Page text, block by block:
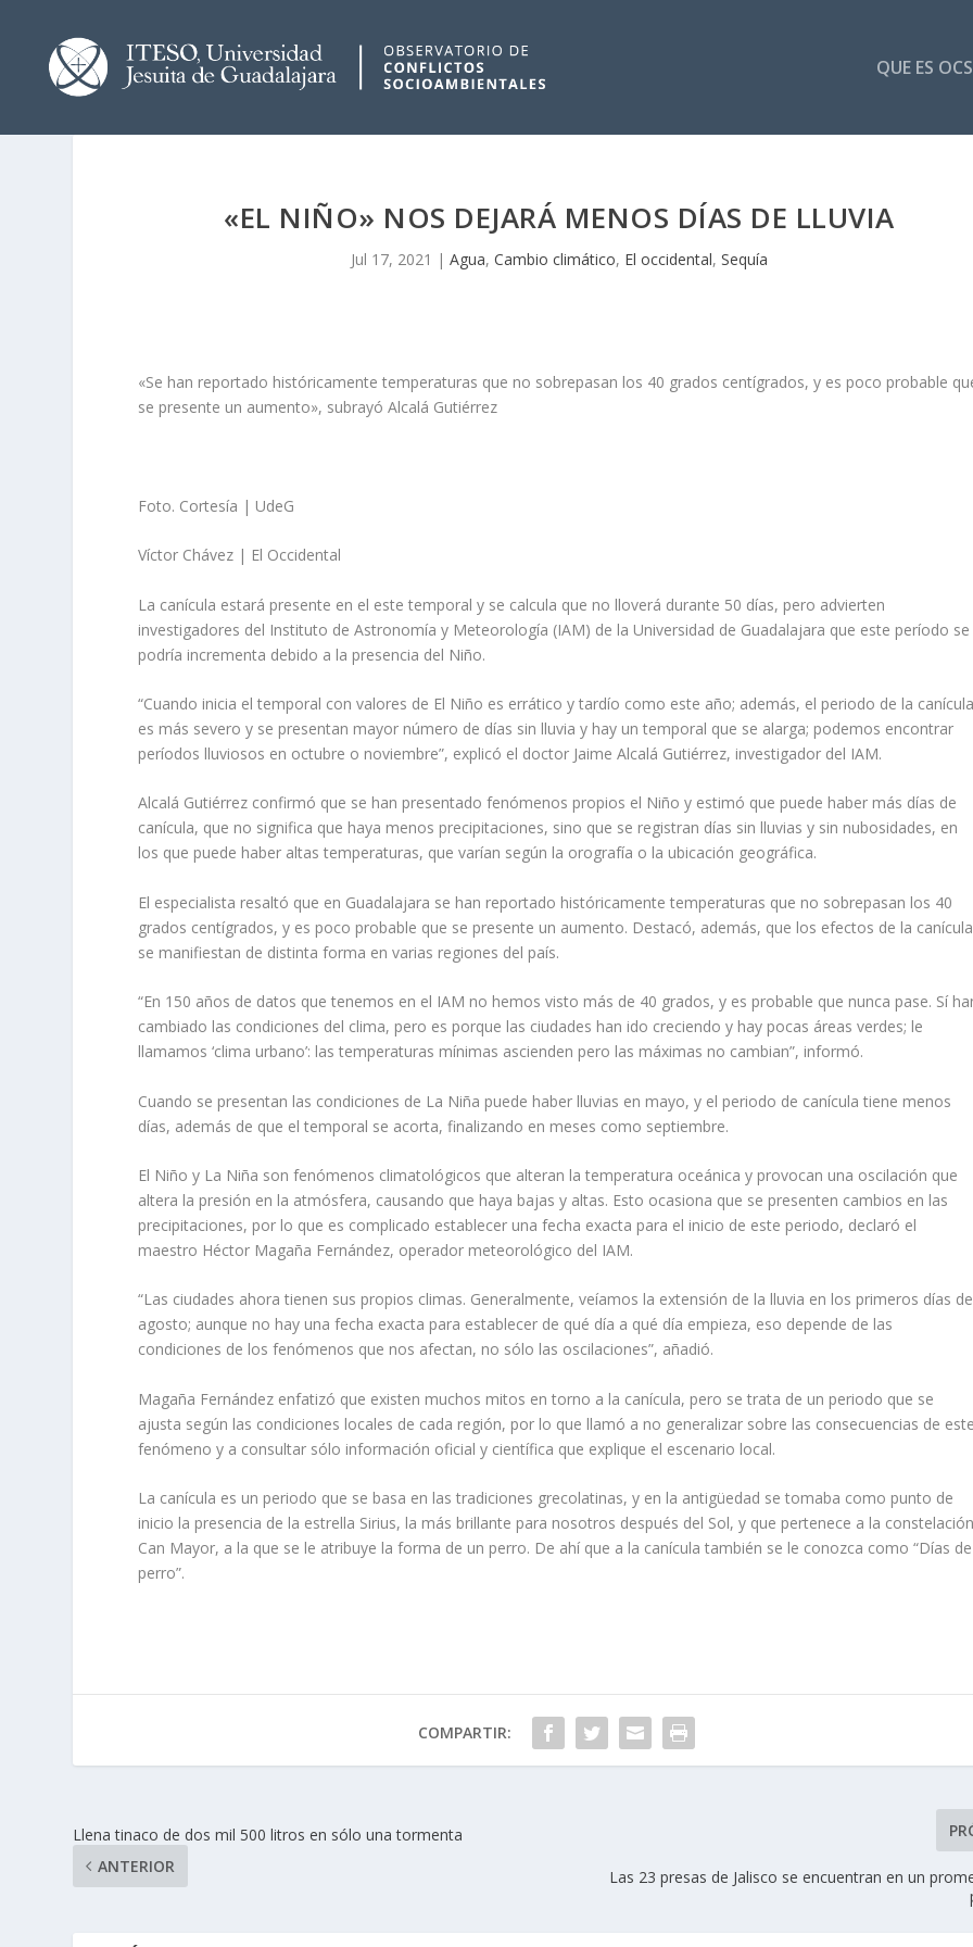
QUE ES
«EL NIÑO» NOS DEJARÁ MENOS DÍAS DE LLUVIA
Jul 17, 2021 | Agua, Cambio climático, El occidental, Sequía
«Se han reportado históricamente temperaturas que no sobrepasan los 40 grados centígrados, y es poco probable
se presente un aumento», subrayó Alcalá Gutiérrez
Foto. Cortesía | UdeG
Víctor Chávez | El Occidental
La canícula estará presente en el este temporal y se calcula que no lloverá durante 50 días, pero advierten
investigadores del Instituto de Astronomía y Meteorología (IAM) de la Universidad de Guadalajara que este período se
podría incrementa debido a la presencia del Niño.
“Cuando inicia el temporal con valores de El Niño es errático y tardío como este año; además, el periodo de la
es más severo y se presentan mayor número de días sin lluvia y hay un temporal que se alarga; podemos encontrar
períodos lluviosos en octubre o noviembre”, explicó el doctor Jaime Alcalá Gutiérrez, investigador del IAM.
Alcalá Gutiérrez confirmó que se han presentado fenómenos propios el Niño y estimó que puede haber más días de
canícula, que no significa que haya menos precipitaciones, sino que se registran días sin lluvias y sin nubosidades, en
los que puede haber altas temperaturas, que varían según la orografía o la ubicación geográfica.
El especialista resaltó que en Guadalajara se han reportado históricamente temperaturas que no sobrepasan los 40
grados centígrados, y es poco probable que se presente un aumento. Destacó, además, que los efectos de la canícula
se manifiestan de distinta forma en varias regiones del país.
“En 150 años de datos que tenemos en el IAM no hemos visto más de 40 grados, y es probable que nunca pase. Sí
cambiado las condiciones del clima, pero es porque las ciudades han ido creciendo y hay pocas áreas verdes; le
llamamos ‘clima urbano’: las temperaturas mínimas ascienden pero las máximas no cambian”, informó.
Cuando se presentan las condiciones de La Niña puede haber lluvias en mayo, y el periodo de canícula tiene menos
días, además de que el temporal se acorta, finalizando en meses como septiembre.
El Niño y La Niña son fenómenos climatológicos que alteran la temperatura oceánica y provocan una oscilación que
altera la presión en la atmósfera, causando que haya bajas y altas. Esto ocasiona que se presenten cambios en las
precipitaciones, por lo que es complicado establecer una fecha exacta para el inicio de este periodo, declaró el
maestro Héctor Magaña Fernández, operador meteorológico del IAM.
“Las ciudades ahora tienen sus propios climas. Generalmente, veíamos la extensión de la lluvia en los primeros días de
agosto; aunque no hay una fecha exacta para establecer de qué día a qué día empieza, eso depende de las
condiciones de los fenómenos que nos afectan, no sólo las oscilaciones”, añadió.
Magaña Fernández enfatizó que existen muchos mitos en torno a la canícula, pero se trata de un periodo que se
ajusta según las condiciones locales de cada región, por lo que llamó a no generalizar sobre las consecuencias de
fenómeno y a consultar sólo información oficial y científica que explique el escenario local.
La canícula es un periodo que se basa en las tradiciones grecolatinas, y en la antigüedad se tomaba como punto de
inicio la presencia de la estrella Sirius, la más brillante para nosotros después del Sol, y que pertenece a la
Can Mayor, a la que se le atribuye la forma de un perro. De ahí que a la canícula también se le conozca como “Días de
perro”.
COMPARTIR:
Llena tinaco de dos mil 500 litros en sólo una tormenta
ANTERIOR
Las 23 presas de Jalisco se encuentran en un